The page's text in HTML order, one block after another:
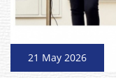
21 May 2026